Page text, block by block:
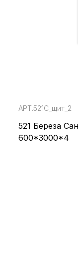
АРТ.521С_щит_2
521 Береза
600*3000*4